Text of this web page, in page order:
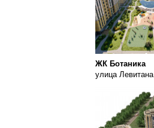
ЖК Ботаника
улица Левитана